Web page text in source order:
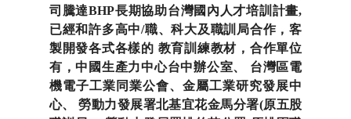
司騰達BHP長期協助台灣國內人才培訓計畫,
已經和許多高中/職、科大及職訓局合作，客
製開發各式各樣的 教育訓練教材，合作單位
有，中國生產力中心台中辦公室、 台灣區電
機電子工業同業公會、金屬工業研究發展中
心、 勞動力發展署北基宜花金馬分署(原五股